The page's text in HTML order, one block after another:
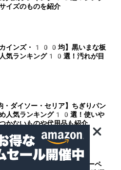
イズのものを紹介
カインズ・100均】黒いまな板
気ランキング10選！汚れが目
ダイソー・セリア】ちぎりパン
人気ランキング10選！使いや
かないものや代用品も紹介
サンコー】ペット用タイルカーペ